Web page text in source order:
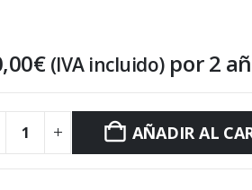
€ (IVA incluido)por 2
AÑADIR AL